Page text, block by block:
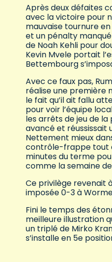
Après deux défaites
avec la victoire pour
mauvaise tournure
et un pénalty
de Noah Kehli pour
Kevin Mvele portait
Bettembourg
Avec ce faux pas,
réalise une première
le fait qu’il ait fallu
pour voir l’équipe
les arrêts de jeu de
avancé et réussissait
Nettement mieux
contrôle-frappe tout
minutes du terme
comme la semaine
Ce privilège revenait
imposée 0-3 à
Fini le temps des
meilleure illustration
un triplé de Mirko
s’installe en 5e